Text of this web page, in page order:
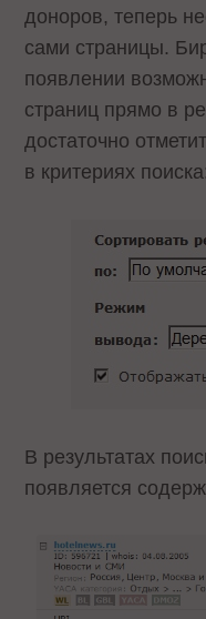
доноров, теперь
сами страницы.
появлении
страниц прямо в
достаточно
в критериях поиска:
В результатах
появляется